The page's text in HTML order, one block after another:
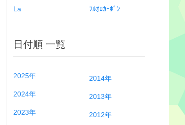
La
ﾌﾙｵﾛｶｰﾎﾞﾝ
日付順 一覧
2025年
2024年
2023年
2014年
2013年
2012年